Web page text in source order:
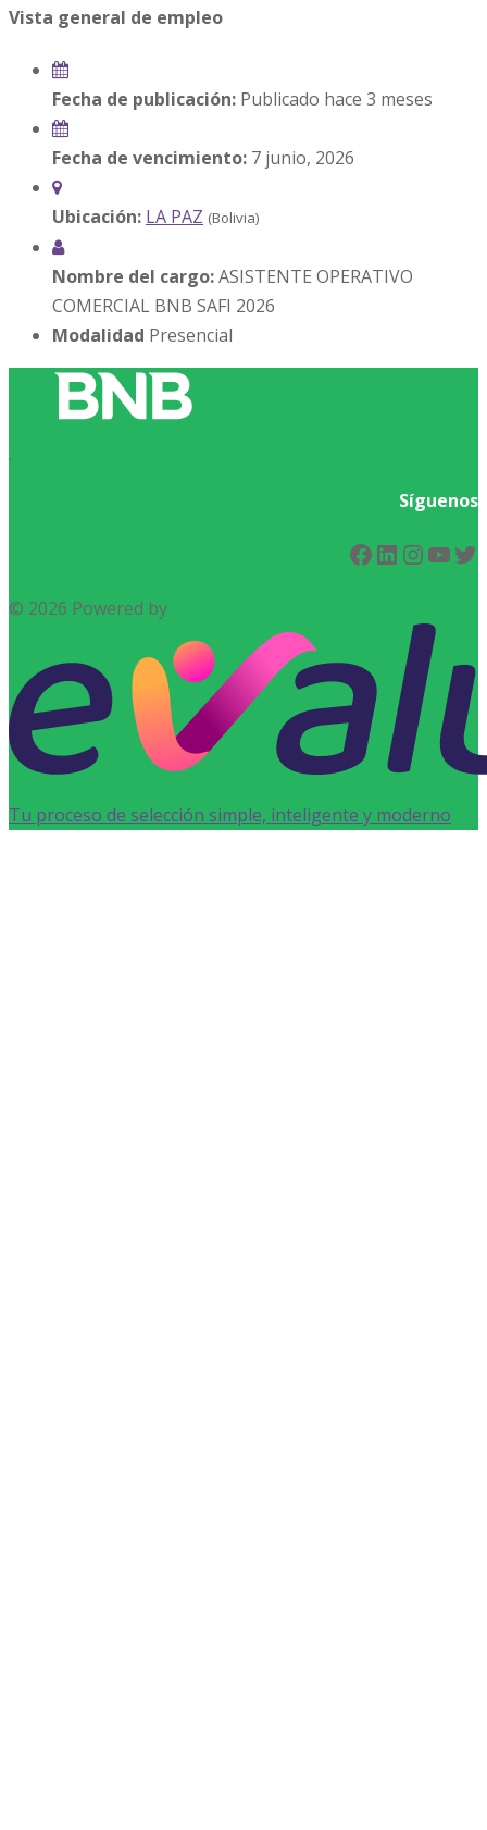
Vista general de empleo
Fecha de publicación: Publicado hace 3 meses
Fecha de vencimiento: 7 junio, 2026
Ubicación: LA PAZ (Bolivia)
Nombre del cargo:ASISTENTE OPERATIVO
COMERCIAL BNB SAFI 2026
Modalidad Presencial
.
Síguenos
Facebook
LinkedIn
© 2026 Powered by
Tu proceso de selección simple, inteligente y moderno